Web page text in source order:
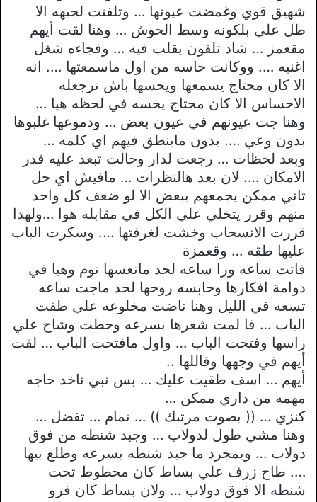
شهيق قوي وغمضت عيونها … وتلفتت لجيهه الا
طل علي بلكونه وسط الحوش … وهنا لقت أيهم
مقعمز … شاد تلفون يقلب فيه … وفجاءه شغل
اغنيه …. ووكانت حاسه من اول ماسمعتها …. انه
الا كان محتاج يسمعها ويحسها باش ترجعله
الاحساس الا كان محتاج يحسه في لحظه هيا …
وهنا جت عيونهم في عيون بعض … ودموعها غلبوها
بدون وعي …. بدون ماينطق فيهم اي كلمه …
وبعد لحظات … رجعت لدار وحالت تبعد عليه قدر
الامكان …. لان بعد هالنظرات … مافيش اي حل
تاني ممكن يجمعهم ببعض الا لو ضعف كل واحد
منهم وقرر يتخلي علي الكل في مقابله هوا …ولهدا
قررت الانسحاب وخشت لغرفتها …. وسكرت الباب
عليها طقه … وقعمزة
فاتت ساعه ورا ساعه لحد مانعسها نوم وهيا في
دوامة افكارها وحابسه روحها لحد ماجت ساعه
تسعه في الليل وهنا ناضت مخلوعه علي طقت
الباب … فا لمت شعرها بسرعه وحطت وشاح علي
راسها وفتحت الباب … واول مافتحت الباب … لقت
أيهم في وجهها وقاللها ..
أيهم … اسف طقيت عليك … بس نبي ناخد حاجه
مهمه من داري ممكن …
كنزي … (( بصوت مرتبك )) … تمام … تفضل …
وهنا مشي طول لدولاب … وجبد شنطه من فوق
دولاب … وبمجرد ما جبد شنطه بسرعه وطلع بيها
…. طاح زرف علي بساط كان محطوط تحت
شنطه الا فوق دولاب … ولان بساط كان فرو